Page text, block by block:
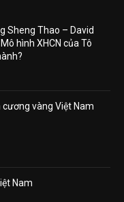
Sheng Thao – David
hình XHCN của Tô
cương vàng Việt Nam
Nam